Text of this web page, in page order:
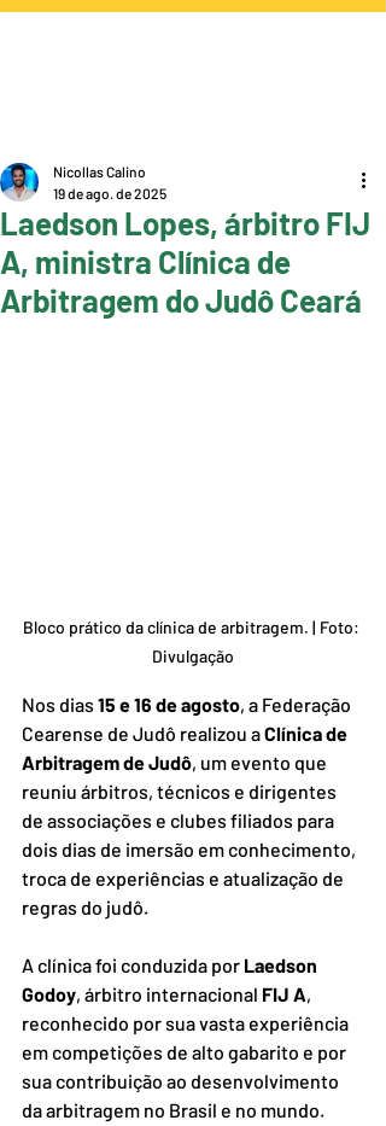
Laedson Lopes, árbitro FIJ
A, ministra Clínica de
Arbitragem do Judô Ceará
Nicollas Calino
19 de ago. de 2025
Bloco prático da clínica de arbitragem. | Foto:
Divulgação
Nos dias 15 e 16 de agosto, a Federação
Cearense de Judô realizou a Clínica de
Arbitragem de Judô, um evento que
reuniu árbitros, técnicos e dirigentes
de associações e clubes filiados para
dois dias de imersão em conhecimento,
troca de experiências e atualização de
regras do judô.
A clínica foi conduzida por Laedson
Godoy, árbitro internacional FIJ A,
reconhecido por sua vasta experiência
em competições de alto gabarito e por
sua contribuição ao desenvolvimento
da arbitragem no Brasil e no mundo.